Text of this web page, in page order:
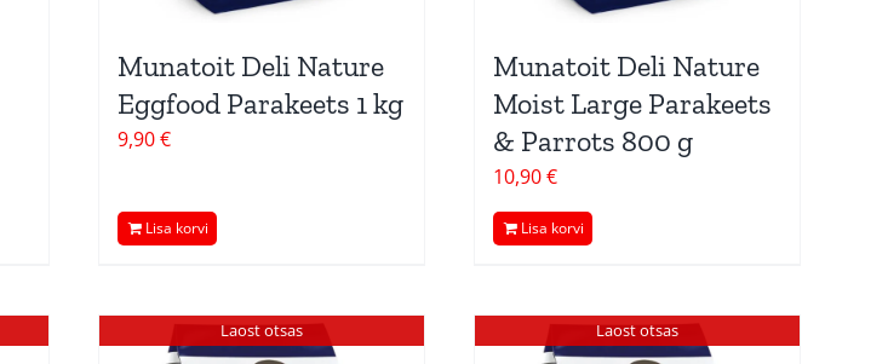
Munatoit Deli Nature
Eggfood Parakeets 1 kg
9,90€
Lisa korvi
Munatoit Deli Nature
Moist Large Parakeets
& Parrots 800 g
10,90€
Lisa korvi
Laost otsas Laost otsas